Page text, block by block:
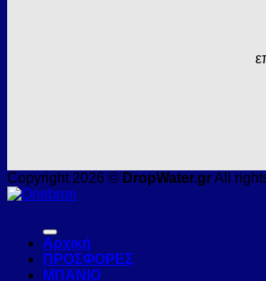
Copyright 2026 © DropWater.grAll
Αρχική
ΠΡΟΣΦΟΡΕΣ
ΜΠΑΝΙΟ